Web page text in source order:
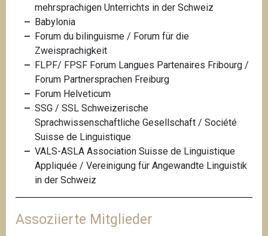
mehrsprachigen Unterrichts in der Schweiz
Babylonia
Forum du bilinguisme / Forum für die
Zweisprachigkeit
FLPF/ FPSF Forum Langues Partenaires Fribourg /
Forum Partnersprachen Freiburg
Forum Helveticum
SSG / SSL Schweizerische
Sprachwissenschaftliche Gesellschaft / Société
Suisse de Linguistique
VALS-ASLA Association Suisse de Linguistique
Appliquée / Vereinigung für Angewandte Linguistik
in der Schweiz
Assoziierte Mitglieder